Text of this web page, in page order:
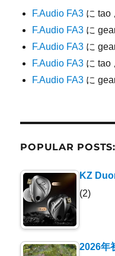
F.Audio FA3 にtao
F.Audio FA3 に
F.Audio FA3 に
F.Audio FA3 にtao
F.Audio FA3 に
POPULAR POSTS:
KZ
(2)
2026年